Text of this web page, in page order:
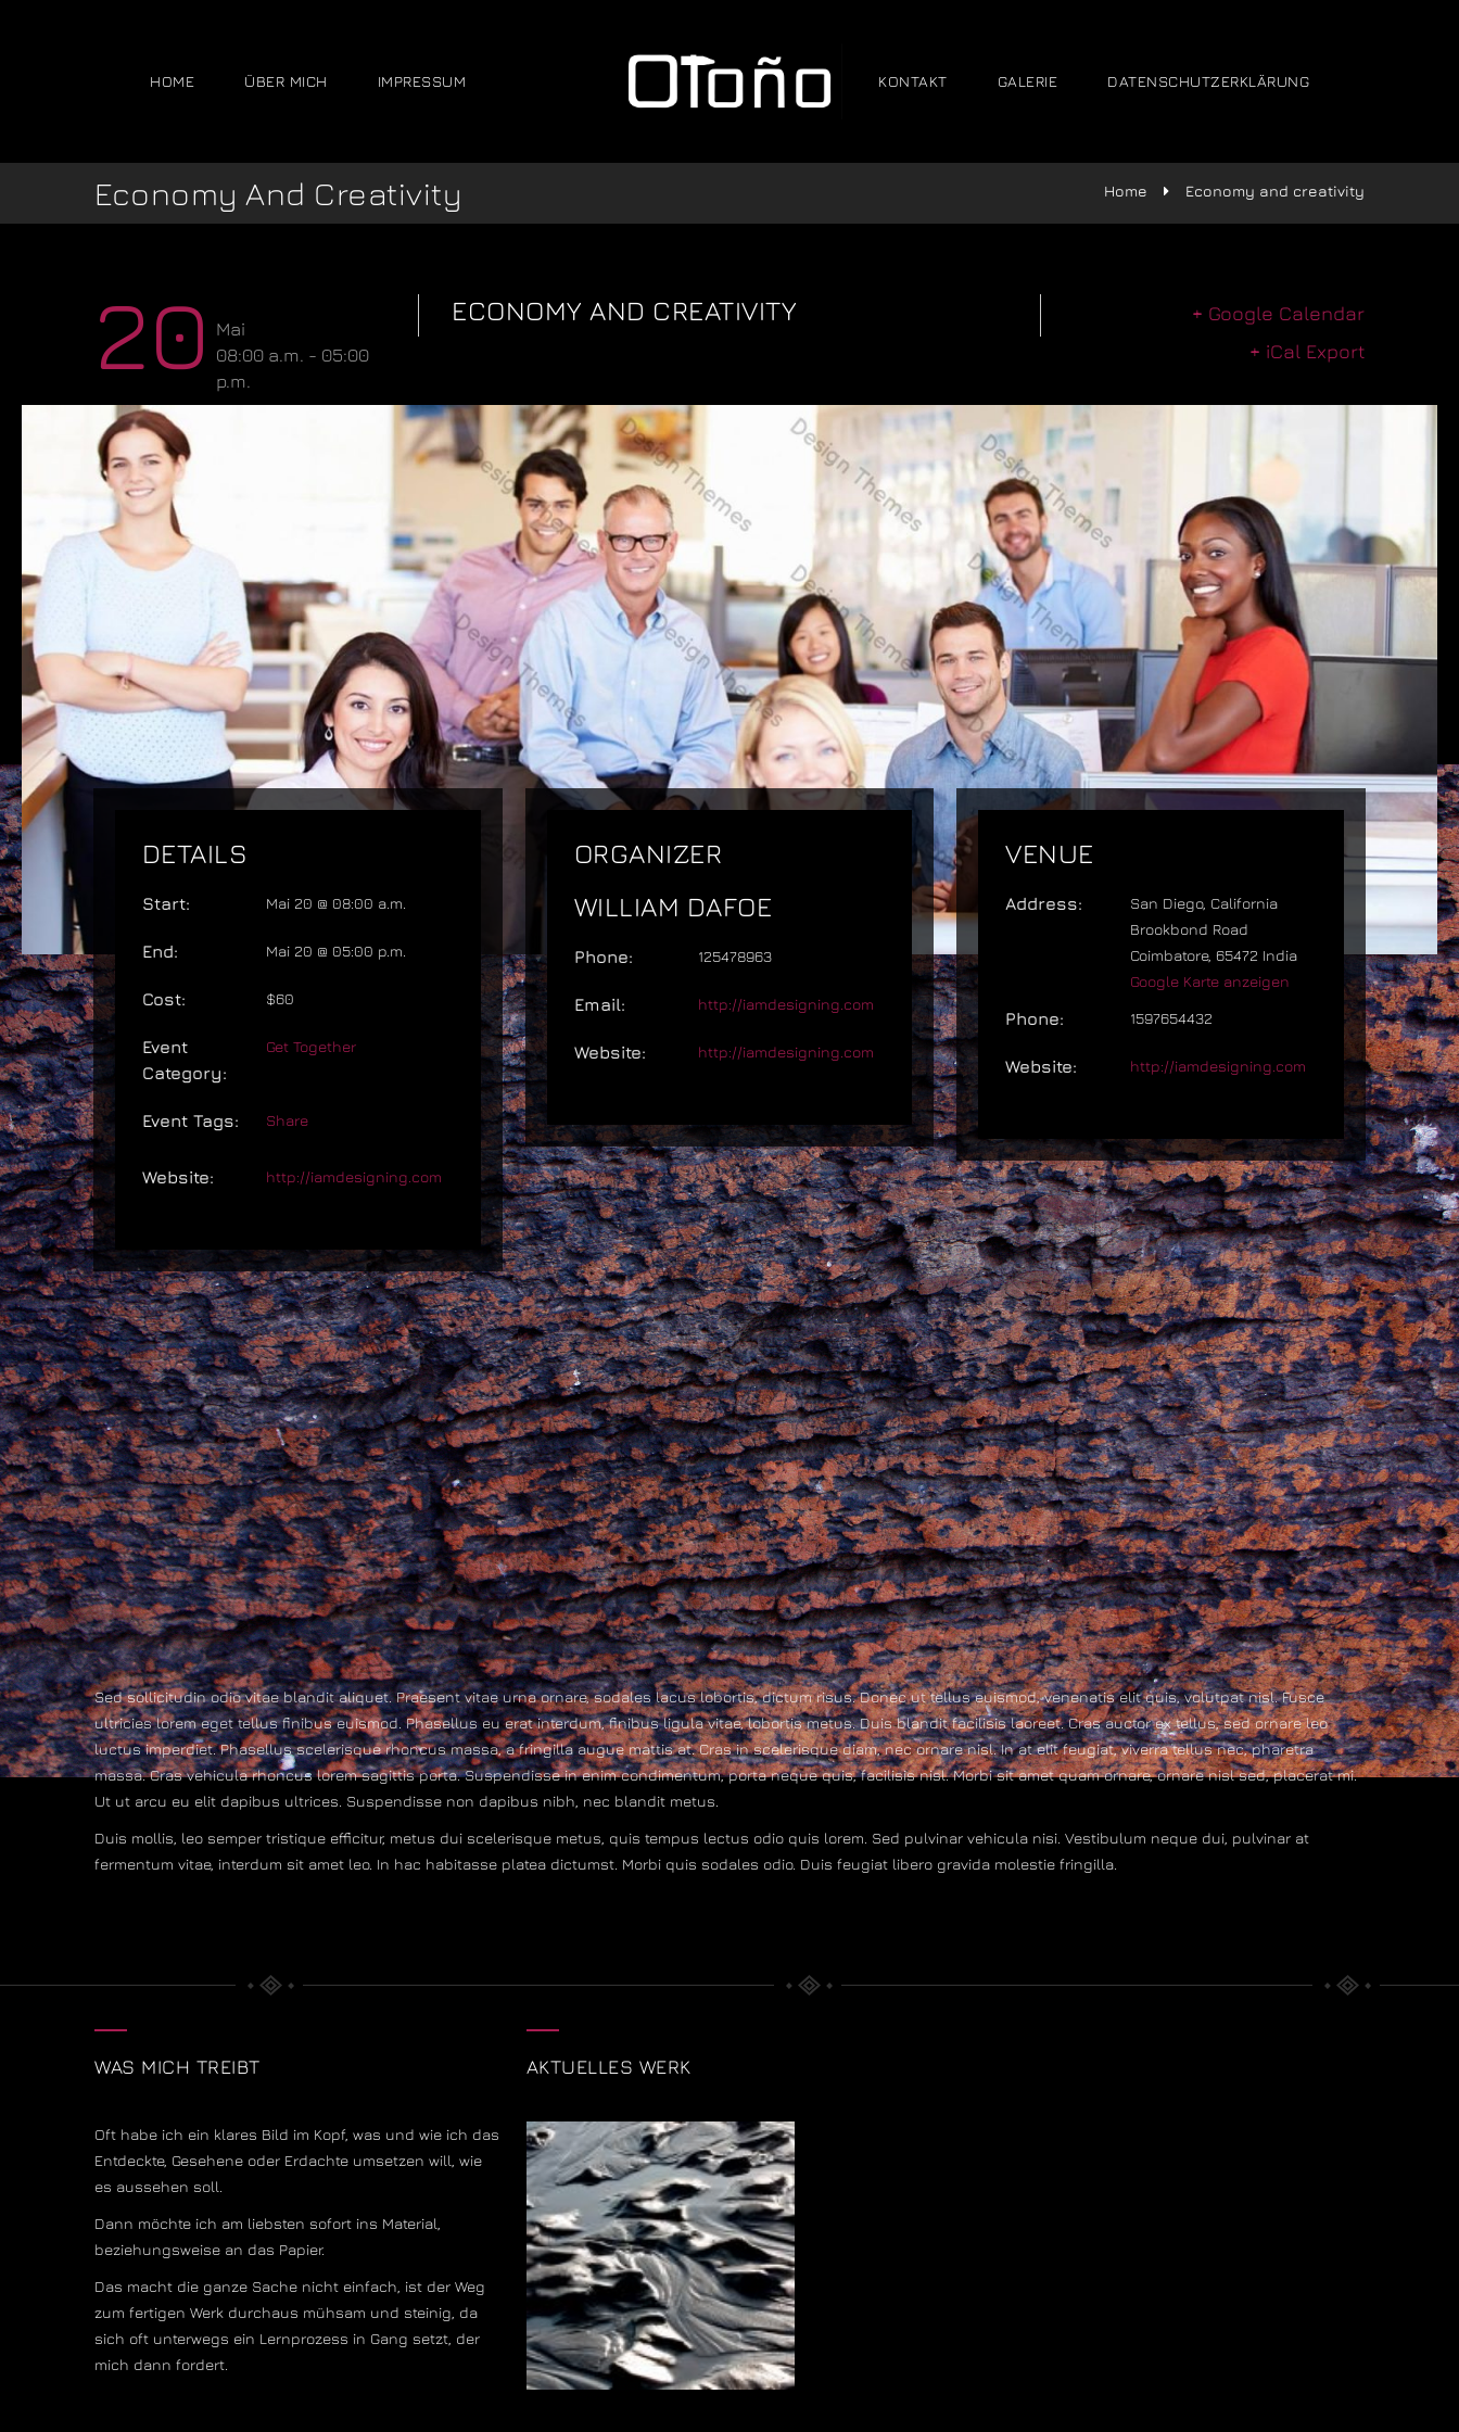
HOME ÜBER MICH IMPRESSUM KONTAKT GALERIE DATENSCHUTZERKLÄRUNG
Economy And Creativity Home Economy and creativity
20
Mai
08:00 a.m. - 05:00
p.m.
ECONOMY AND CREATIVITY
+ Google Calendar
+ iCal Export
DETAILS
Start: Mai 20 @ 08:00 a.m.
End: Mai 20 @ 05:00 p.m.
Cost: $60
Event
Category:
Get Together
Event Tags: Share
Website: http://iamdesigning.com
ORGANIZER
WILLIAM DAFOE
Phone: 125478963
Email: http://iamdesigning.com
Website: http://iamdesigning.com
VENUE
Address:
San Diego, California
Brookbond Road
Coimbatore, 65472 India
Google Karte anzeigen
Phone: 1597654432
Website: http://iamdesigning.com
Sed sollicitudin odio vitae blandit aliquet. Praesent vitae urna ornare, sodales lacus lobortis, dictum risus. Donec ut tellus euismod, venenatis elit quis, volutpat nisl. Fusce
ultricies lorem eget tellus finibus euismod. Phasellus eu erat interdum, finibus ligula vitae, lobortis metus. Duis blandit facilisis laoreet. Cras auctor ex tellus, sed ornare leo
luctus imperdiet. Phasellus scelerisque rhoncus massa, a fringilla augue mattis at. Cras in scelerisque diam, nec ornare nisl. In at elit feugiat, viverra tellus nec, pharetra
massa. Cras vehicula rhoncus lorem sagittis porta. Suspendisse in enim condimentum, porta neque quis, facilisis nisl. Morbi sit amet quam ornare, ornare nisl sed, placerat mi.
Ut ut arcu eu elit dapibus ultrices. Suspendisse non dapibus nibh, nec blandit metus.
Duis mollis, leo semper tristique efficitur, metus dui scelerisque metus, quis tempus lectus odio quis lorem. Sed pulvinar vehicula nisi. Vestibulum neque dui, pulvinar at
fermentum vitae, interdum sit amet leo. In hac habitasse platea dictumst. Morbi quis sodales odio. Duis feugiat libero gravida molestie fringilla.
WAS MICH TREIBT
Oft habe ich ein klares Bild im Kopf, was und wie ich das
Entdeckte, Gesehene oder Erdachte umsetzen will, wie
es aussehen soll.
Dann möchte ich am liebsten sofort ins Material,
beziehungsweise an das Papier.
Das macht die ganze Sache nicht einfach, ist der Weg
zum fertigen Werk durchaus mühsam und steinig, da
sich oft unterwegs ein Lernprozess in Gang setzt, der
mich dann fordert.
AKTUELLES WERK